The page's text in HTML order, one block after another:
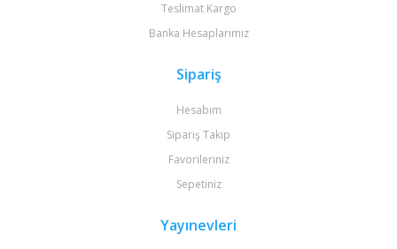
Teslimat Kargo
Banka Hesaplarımız
Sipariş
Hesabım
Sipariş Takip
Favorileriniz
Sepetiniz
Yayınevleri